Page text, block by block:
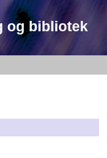
og bibliotek